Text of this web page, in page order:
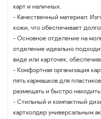
карт и наличных.
- Качественный материал:
кожи, что обеспечивает
- Основное отделение на
отделение идеально
виде или карточек,
- Комфортная организация
пять кармашков для
размещать и быстро
- Стильный и компактный
картхолдер универсальным